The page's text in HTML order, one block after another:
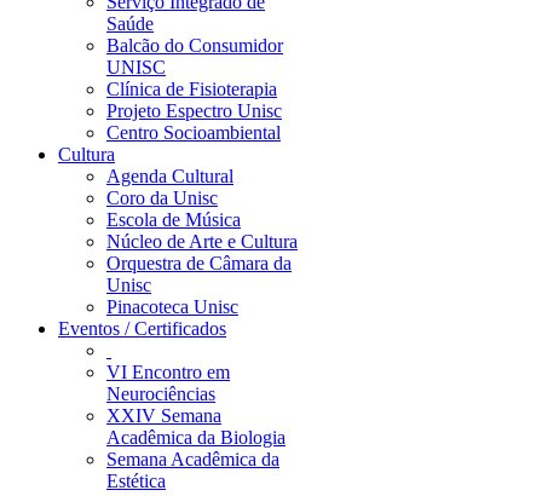
Saúde
Balcão do Consumidor
UNISC
Clínica de Fisioterapia
Projeto Espectro Unisc
Centro Socioambiental
Cultura
Agenda Cultural
Coro da Unisc
Escola de Música
Núcleo de Arte e Cultura
Orquestra de Câmara da
Unisc
Pinacoteca Unisc
Eventos / Certificados
VI Encontro em
Neurociências
XXIV Semana
Acadêmica da Biologia
Semana Acadêmica da
Estética